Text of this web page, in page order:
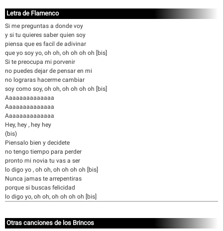
Letra de Flamenco
Si me preguntas a donde voy
y si tu quieres saber quien soy
piensa que es facil de adivinar
que yo soy yo, oh oh, oh oh oh oh [bis]
Si te preocupa mi porvenir
no puedes dejar de pensar en mi
no lograras hacerme cambiar
soy como soy, oh oh, oh oh oh oh [bis]
Aaaaaaaaaaaaaa
Aaaaaaaaaaaaaa
Aaaaaaaaaaaaaa
Hey, hey , hey hey
(bis)
Piensalo bien y decidete
no tengo tiempo para perder
pronto mi novia tu vas a ser
lo digo yo , oh oh, oh oh oh oh [bis]
Nunca jamas te arrepentiras
porque si buscas felicidad
lo digo yo, oh oh, oh oh oh oh [bis]
Otras canciones de los Brincos